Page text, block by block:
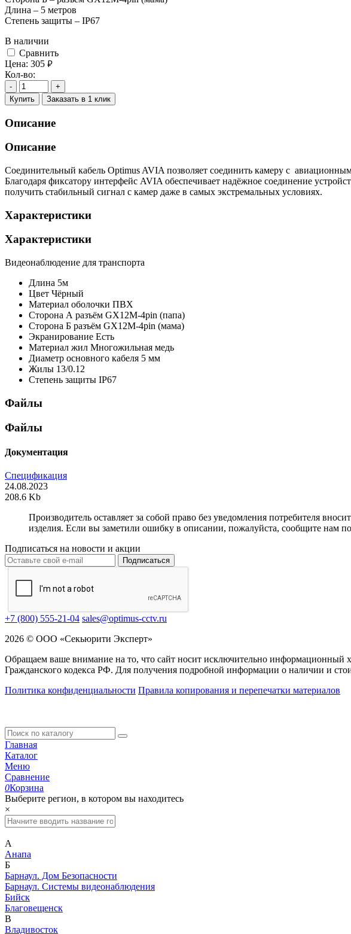
Длина – 5 метров
Степень защиты – IP67
В наличии
Cравнить
Цена: 305 руб.
Кол-во:
-
+
Купить
Заказать в 1 клик
Описание
Описание
Соединительный кабель Optimus AVIA позволяет соединить камеру с
Благодаря фиксатору интерфейс AVIA обеспечивает надёжное соединение
получить стабильный сигнал с камер даже в самых экстремальных условиях.
Характеристики
Характеристики
Видеонаблюдение для транспорта
Длина 5м
Цвет Чёрный
Материал оболочки ПВХ
Сторона А разъём GX12M-4pin (папа)
Сторона Б разъём GX12M-4pin (мама)
Экранирование Есть
Материал жил Многожильная медь
Диаметр основного кабеля 5 мм
Жилы 13/0.12
Степень защиты IP67
Файлы
Файлы
Документация
Спецификация
24.08.2023
208.6 Kb
Производитель оставляет за собой право без уведомления потребителя
изделия. Если вы заметили ошибку в описании, пожалуйста, сообщите нам
Подписаться на новости и акции
Подписаться
+7 (800) 555-21-04 sales@optimus-cctv.ru
2026 © ООО «Секьюрити Эксперт»
Обращаем ваше внимание на то, что сайт носит исключительно информационный
Гражданского кодекса РФ. Для получения подробной информации о наличии и
Политика конфиденциальности Правила копирования и перепечатки материалов
Главная
Каталог
Меню
Сравнение
0Корзина
Выберите регион, в котором вы находитесь
×
А
Анапа
Б
Барнаул. Дом Безопасности
Барнаул. Системы видеонаблюдения
Бийск
Благовещенск
В
Владивосток